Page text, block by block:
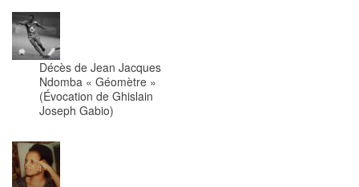
Décès de Jean Jacques
Ndomba « Géomètre »
(Évocation de Ghislain
Joseph Gabio)